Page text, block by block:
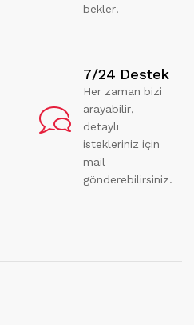
bekler.
7/24 Destek
Her zaman bizi
arayabilir,
detaylı
istekleriniz için
mail
gönderebilirsiniz.